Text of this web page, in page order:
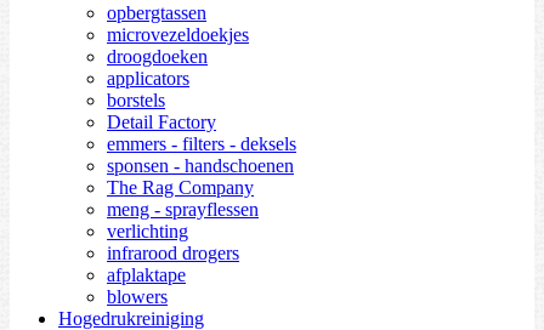
opbergtassen
microvezeldoekjes
droogdoeken
applicators
borstels
Detail Factory
emmers - filters - deksels
sponsen - handschoenen
The Rag Company
meng - sprayflessen
verlichting
infrarood drogers
afplaktape
blowers
Hogedrukreiniging